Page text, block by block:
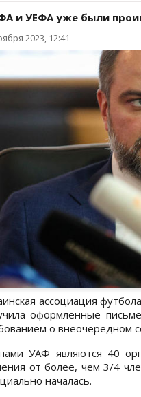
и УЕФА уже были
2023, 12:41
ассоциация
оформленные
о внеочередном
УАФ являются 40
от более, чем 3/4
началась.